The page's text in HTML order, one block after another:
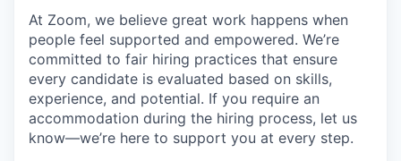
At Zoom, we believe great work happens when
people feel supported and empowered. We’re
committed to fair hiring practices that ensure
every candidate is evaluated based on skills,
experience, and potential. If you require an
accommodation during the hiring process, let us
know—we’re here to support you at every step.